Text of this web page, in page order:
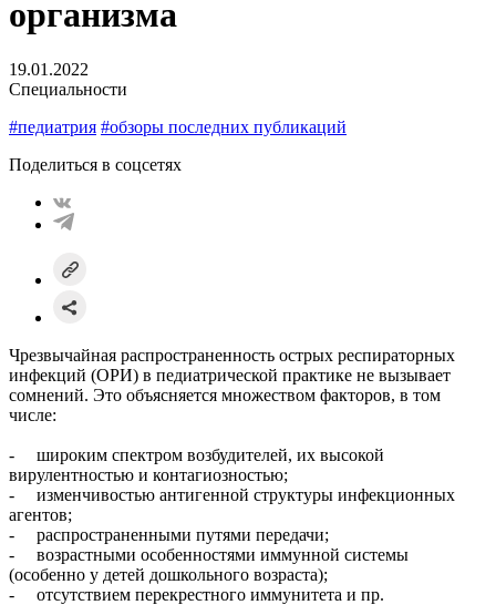
организма
19.01.2022
Специальности
#педиатрия #обзоры последних публикаций
Поделиться в соцсетях
Чрезвычайная распространенность острых респираторных
инфекций (ОРИ) в педиатрической практике не вызывает
сомнений. Это объясняется множеством факторов, в том
числе:
- широким спектром возбудителей, их высокой
вирулентностью и контагиозностью;
- изменчивостью антигенной структуры инфекционных
агентов;
- распространенными путями передачи;
- возрастными особенностями иммунной системы
(особенно у детей дошкольного возраста);
- отсутствием перекрестного иммунитета и пр.